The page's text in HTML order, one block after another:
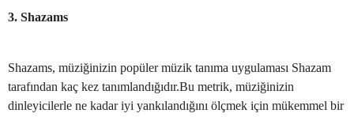
3. Shazams
Shazams, müziğinizin popüler müzik tanıma uygulaması Shazam
tarafından kaç kez tanımlandığıdır.Bu metrik, müziğinizin
dinleyicilerle ne kadar iyi yankılandığını ölçmek için mükemmel bir